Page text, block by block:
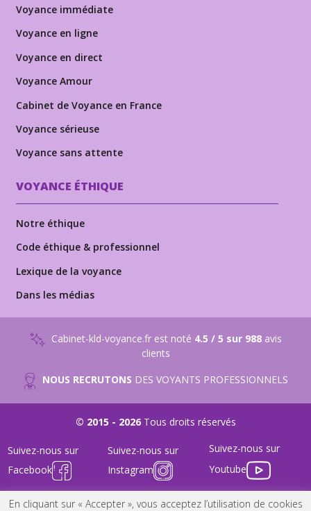
Voyance immédiate
Voyance en ligne
Voyance en direct
Voyance Amour
Cabinet de Voyance en France
Voyance sérieuse
Voyance sans attente
VOYANCE ÉTHIQUE
Notre éthique
Code éthique & professionnel
Lexique de la voyance
Dans les médias
Cabinet-kld-voyance.fr est noté 4.5 / 5 sur 988avis
clients
NOUS RECRUTONS DES VOYANTS PROFESSIONNELS
© 2015 - 2026Tous droits réservés
Suivez-nous sur
Facebook
Suivez-nous sur
Instagram
Suivez-nous sur
Youtube
FAQ - Nous Contacter - Mentions Légales - Conditions générales
En cliquant sur « Accepter », vous acceptez l’utilisation de cookies